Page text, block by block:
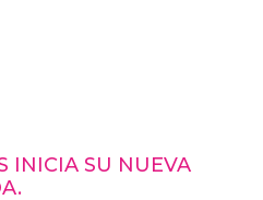
INICIA SU NUEVA